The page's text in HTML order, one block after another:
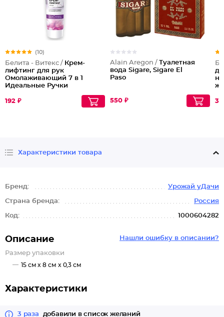
(10)
Белита - Витекс / Крем-
лифтинг для рук
Омолаживающий 7 в 1
Идеальные Ручки
192 ₽
Alain Aregon / Туалетная
вода Sigare, Sigare El
Paso
550 ₽
Характеристики товара
Бренд: Урожай уДачи
Страна бренда: Россия
Код: 1000604282
Нашли ошибку в описании?
Описание
Размер упаковки
15 см x 8 см x 0,3 см
Характеристики
3 раза добавили в список желаний